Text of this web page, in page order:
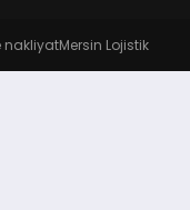
nakliyatMersin Lojistik